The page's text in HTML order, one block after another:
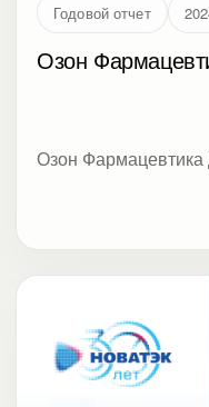
Годовой отчет
Озон
Озон Фармацевтика